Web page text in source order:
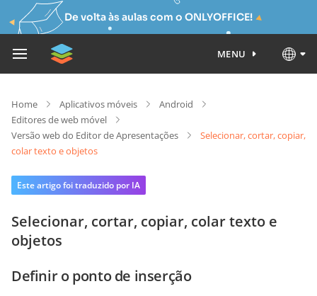
De volta às aulas com o ONLYOFFICE!
MENU
Home Aplicativos móveis
Android
Editores de web móvel
Versão web do Editor de Apresentações
Selecionar, cortar, copiar,
colar texto e objetos
Este artigo foi traduzido por IA
Selecionar, cortar, copiar, colar texto e
objetos
Definir o ponto de inserção